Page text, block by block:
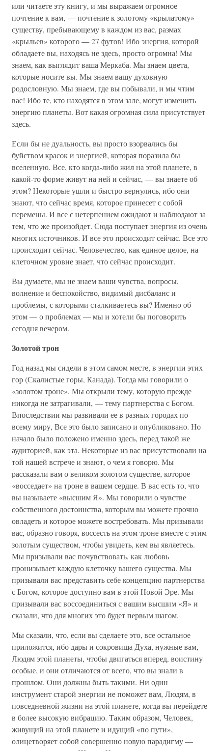
или читаете эту книгу, и мы выражаем огромное
почтение к вам, — почтение к золотому «крылатому»
существу, пребывающему в каждом из вас, размах
«крыльев» которого — 27 футов! Ибо энергия, которой
обладаете вы, находясь не здесь, просто огромна! Мы
знаем, как выглядит ваша Меркаба. Мы знаем цвета,
которые носите вы. Мы знаем вашу духовную
родословную. Мы знаем, где вы побывали, и мы чтим
вас! Ибо те, кто находятся в этом зале, могут изменить
энергию планеты. Вот какая огромная сила присутствует
здесь.
Если бы не дуальность, вы просто взорвались бы
буйством красок и энергией, которая поразила бы
вселенную. Все, кто когда-либо жил на этой планете, в
какой-то форме живут на ней и сейчас, — вы знаете об
этом? Некоторые ушли и быстро вернулись, ибо они
знают, что сейчас время, которое принесет с собой
перемены. И все с нетерпением ожидают и наблюдают за
тем, что же произойдет. Сюда поступает энергия из очень
многих источников. И все это происходит сейчас. Все это
происходит сейчас. Человечество, как единое целое, на
клеточном уровне знает, что сейчас происходит.
Вы думаете, мы не знаем ваши чувства, вопросы,
волнение и беспокойство, видимый дисбаланс и
проблемы, с которыми сталкиваетесь вы? Именно об
этом — о проблемах — мы и хотели бы поговорить
сегодня вечером.
Золотой трон
Год назад мы сидели в этом самом месте, в энергии этих
гор (Скалистые горы, Канада). Тогда мы говорили о
«золотом троне». Мы открыли тему, которую прежде
никогда не затрагивали, — тему партнерства с Богом.
Впоследствии мы развивали ее в разных городах по
всему миру, Все это было записано и опубликовано. Но
начало было положено именно здесь, перед такой же
аудиторией, как эта. Некоторые из вас присутствовали на
той нашей встрече и знают, о чем я говорю. Мы
рассказали вам о великом золотом существе, которое
«восседает» на троне в вашем сердце. В вас есть то, что
вы называете «высшим Я». Мы говорили о чувстве
собственного достоинства, которым вы можете прочно
овладеть и которое можете востребовать. Мы призывали
вас, образно говоря, воссесть на этом троне вместе с этим
золотым существом, чтобы увидеть, кем вы являетесь.
Мы призывали вас почувствовать, как любовь
пронизывает каждую клеточку вашего существа. Мы
призывали вас представить себе концепцию партнерства
с Богом, которое доступно вам в этой Новой Эре. Мы
призывали вас воссоединиться с вашим высшим «Я» и
сказали, что для многих это будет первым шагом.
Мы сказали, что, если вы сделаете это, все остальное
приложится, ибо дары и сокровища Духа, нужные вам,
Людям этой планеты, чтобы двигаться вперед, воистину
особые, и они отличаются от всего, что вы знали в
прошлом. Они должны быть такими. Ни один
инструмент старой энергии не поможет вам, Людям, в
повседневной жизни на этой планете, когда вы перейдете
в более высокую вибрацию. Таким образом, Человек,
живущий на этой планете и идущий «по пути»,
олицетворяет собой совершенно новую парадигму —